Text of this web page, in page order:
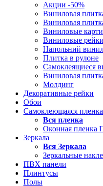
Акции -50%
Виниловая
Виниловая
Виниловые
Виниловые
Напольний
Плитка в рулоне
Самоклеящиеся
Виниловая
Молдинг
Декоративные рейки
Обои
Самоклеющаяся пленка
Вся пленка
Оконная пленка
Зеркала
Вся Зеркала
Зеркальные
ПВХ панели
Плинтусы
Полы